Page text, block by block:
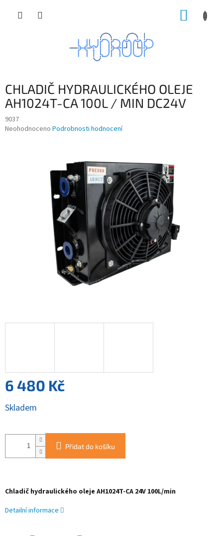
CHLADIČ HYDRAULICKÉHO OLEJE
AH1024T-CA 100L / MIN DC24V
9037
Průměrné
Neohodnoceno Podrobnosti hodnocení
6 480 Kč
cena:
Skladem
Přidat do košíku
Chladič hydraulického oleje AH1024T-CA 24V 100L/min
Detailní informace